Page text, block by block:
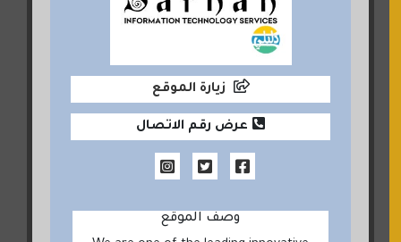
زيارة الموقع
عرض رقم الاتصال
وصف الموقع